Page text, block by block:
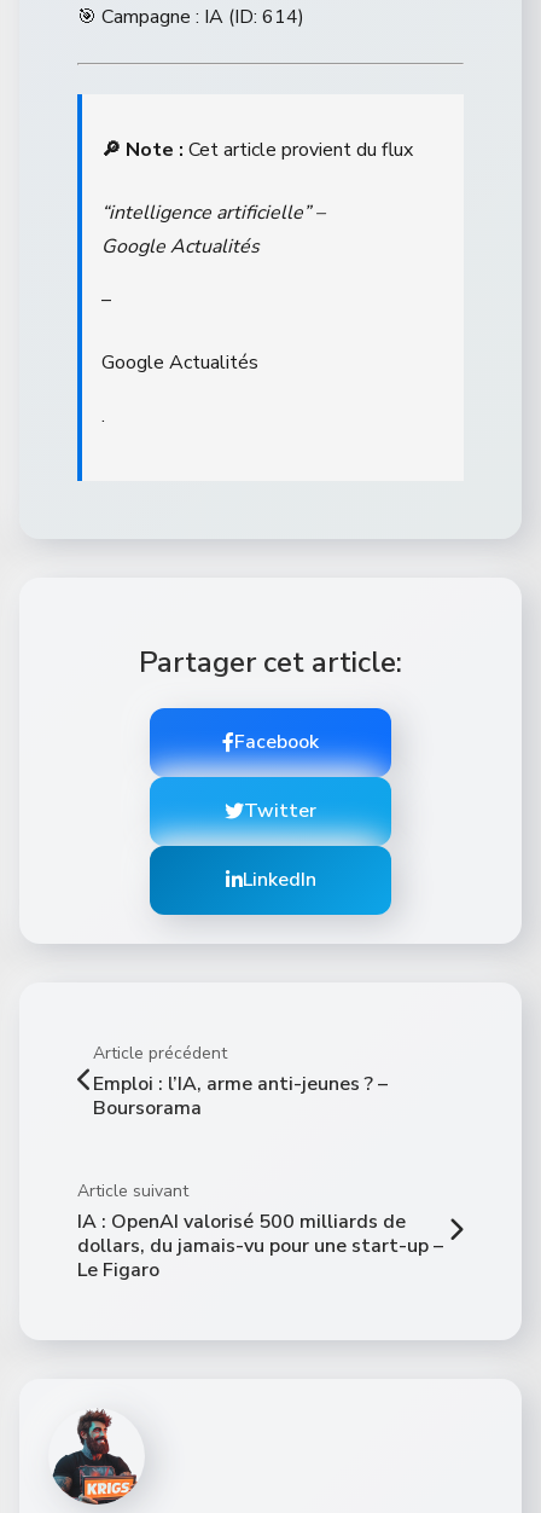
🎯 Campagne : IA (ID: 614)
🔎 Note : Cet article provient du flux
“intelligence artificielle” –
Google Actualités
–
Google Actualités
.
Partager cet article:
Facebook
Twitter
LinkedIn
Article précédent
Emploi : l’IA, arme anti-jeunes ? –
Boursorama
Article suivant
IA : OpenAI valorisé 500 milliards de
dollars, du jamais-vu pour une start-up –
Le Figaro